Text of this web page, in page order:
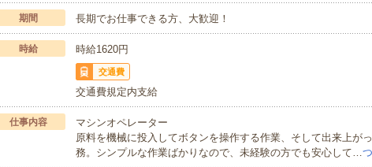
期間 長期でお仕事できる方、大歓迎！
時給 時給1620円
交通費
交通費規定内支給
仕事内容
マシンオペレーター
原料を機械に投入してボタンを操作する作業、そして出来上が
務。シンプルな作業ばかりなので、未経験の方でも安心して…